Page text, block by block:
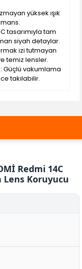
yüksek ışık
tasarımıyla tam
siyah detaylar.
izi tutmayan
temiz lensler.
: Güçlü vakumlama
takılabilir.
Redmi 14C
Lens Koruyucu